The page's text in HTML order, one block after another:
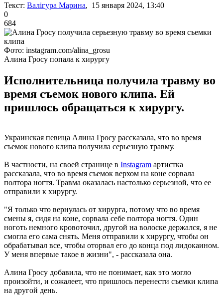
Текст: Валігура Марина, 15 января 2024, 13:40
0
684
Фото: instagram.com/alina_grosu
Алина Гросу попала к хирургу
Исполнительница получила травму во
время съемок нового клипа. Ей
пришлось обращаться к хирургу.
Украинская певица Алина Гросу рассказала, что во время
съемок нового клипа получила серьезную травму.
В частности, на своей странице в Instagram артистка
рассказала, что во время съемок верхом на коне сорвала
полтора ногтя. Травма оказалась настолько серьезной, что ее
отправили к хирургу.
"Я только что вернулась от хирурга, потому что во время
смены я, сидя на коне, сорвала себе полтора ногтя. Один
ноготь немного кровоточил, другой на волоске держался, я не
смогла его сама снять. Меня отправили к хирургу, чтобы он
обрабатывал все, чтобы оторвал его до конца под лидокаином.
У меня впервые такое в жизни", - рассказала она.
Алина Гросу добавила, что не понимает, как это могло
произойти, и сожалеет, что пришлось перенести съемки клипа
на другой день.